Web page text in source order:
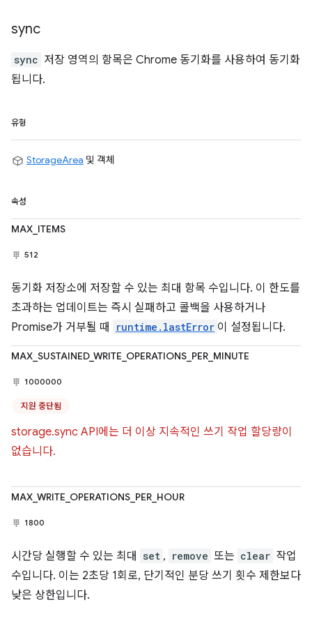
sync
sync 저장 영역의 항목은 Chrome 동기화를 사용하여 동기화
됩니다.
유형
StorageArea 및 객체
속성
MAX_ITEMS
512
동기화 저장소에 저장할 수 있는 최대 항목 수입니다. 이 한도를
초과하는 업데이트는 즉시 실패하고 콜백을 사용하거나
Promise가 거부될 때
runtime.lastError 이 설정됩니다.
MAX_SUSTAINED_WRITE_OPERATIONS_PER_MINUTE
1000000
지원 중단됨
storage.sync API에는 더 이상 지속적인 쓰기 작업 할당량이
없습니다.
MAX_WRITE_OPERATIONS_PER_HOUR
1800
시간당 실행할 수 있는 최대 set , remove 또는 clear 작업
수입니다. 이는 2초당 1회로, 단기적인 분당 쓰기 횟수 제한보다
낮은 상한입니다.